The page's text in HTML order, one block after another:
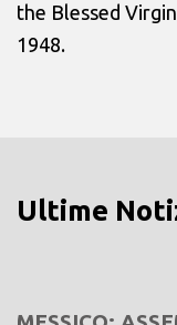
the Blessed
1948.
Ultime